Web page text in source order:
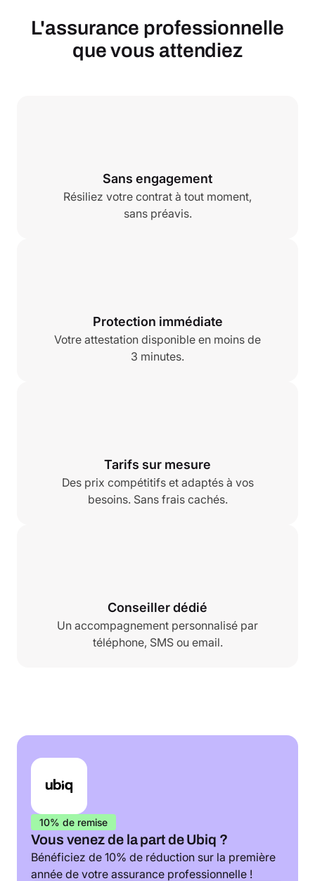
L'assurance professionnelle
que vous attendiez
Sans engagement
Résiliez votre contrat à tout moment,
sans préavis.
Protection immédiate
Votre attestation disponible en moins de
3 minutes.
Tarifs sur mesure
Des prix compétitifs et adaptés à vos
besoins. Sans frais cachés.
Conseiller dédié
Un accompagnement personnalisé par
téléphone, SMS ou email.
10% de remise
Vous venez de la part de Ubiq ?
Bénéficiez de 10% de réduction sur la première
année de votre assurance professionnelle !